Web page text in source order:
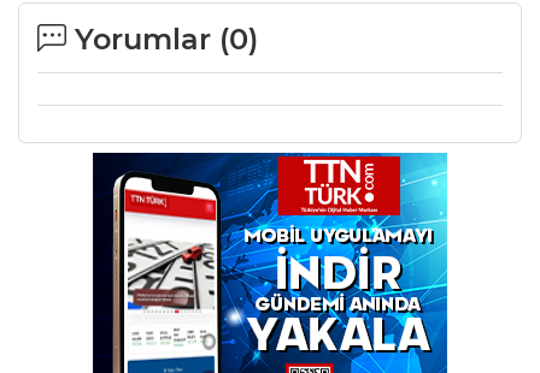
Yorumlar (0)